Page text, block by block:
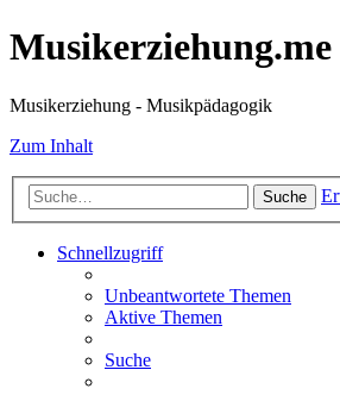
Musikerziehung.me
Musikerziehung - Musikpädagogik
Zum Inhalt
Suche
Schnellzugriff
Unbeantwortete Themen
Aktive Themen
Suche